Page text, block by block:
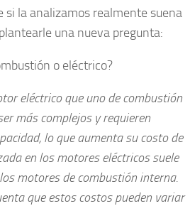
si la analizamos realmente suena
una nueva pregunta:
o eléctrico?
eléctrico que uno de combustión
más complejos y requieren
lo que aumenta su costo de
en los motores eléctricos suele
motores de combustión interna.
que estos costos pueden variar